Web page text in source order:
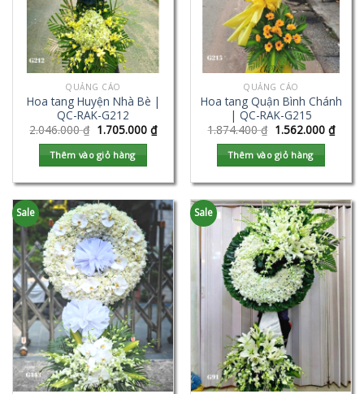
QUẢNG CÁO
Hoa tang Huyện Nhà Bè |
QC-RAK-G212
2.046.000₫ 1.705.000 ₫
Thêm vào giỏ hàng
QUẢNG CÁO
Hoa tang Quận Bình Chánh
| QC-RAK-G215
1.874.400₫ 1.562.000 ₫
Thêm vào giỏ hàng
Sale Sale